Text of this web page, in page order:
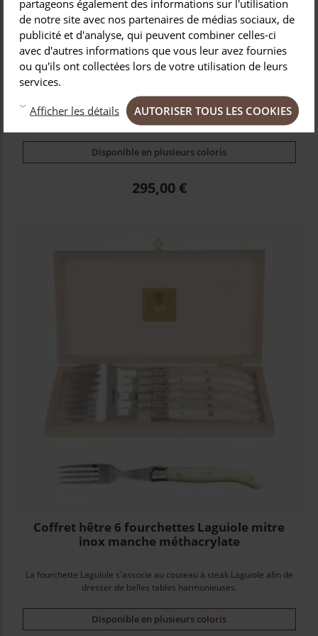
partageons également des informations sur l'utilisation
de notre site avec nos partenaires de médias sociaux, de
publicité et d'analyse, qui peuvent combiner celles-ci
avec d'autres informations que vous leur avez fournies
ou qu'ils ont collectées lors de votre utilisation de leurs
services.
AUTORISER TOUS LES COOKIES
Afficher les détails
Coffret hêtre 6 fourchettes à steak Laguiole
mitre inox manche bois
La fourchette Laguiole accompagne le couteau de table Laguiole lors
de vos repas quotidien ou festifs.
Disponible en plusieurs coloris
Prix
295,00 €
Coffret hêtre 6 fourchettes Laguiole mitre
inox manche méthacrylate
La fourchette Laguiole s'associe au couteau à steak Laguiole afin de
dresser de belles tables harmonieuses.
Disponible en plusieurs coloris